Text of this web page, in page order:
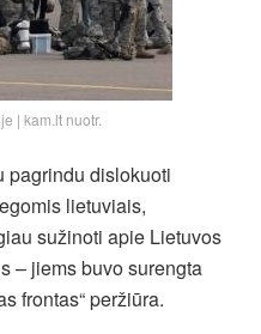
| kam.lt nuotr.
pagrindu dislokuoti
lietuviais,
sužinoti apie Lietuvos
– jiems buvo surengta
frontas“ peržiūra.